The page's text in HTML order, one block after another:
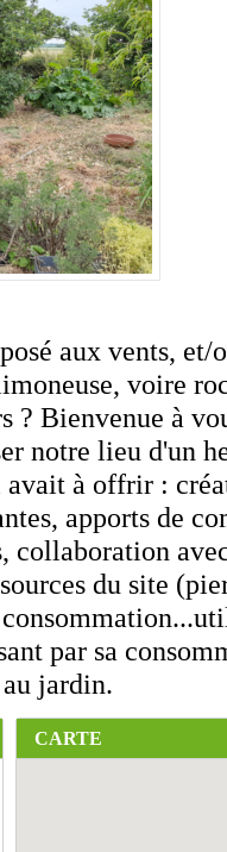
aux vents, et/
voire
? Bienvenue à
notre lieu d'un
à offrir :
apports de
collaboration
du site
par sa
jardin.
CARTE